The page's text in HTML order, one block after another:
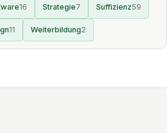
16 Strategie7 Suffizienz59
11 Weiterbildung2